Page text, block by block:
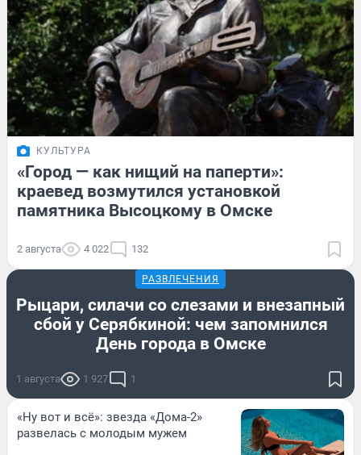
КУЛЬТУРА
«Город — как нищий на паперти»:
краевед возмутился установкой
памятника Высоцкому в Омске
2 августа 4 022 132
РАЗВЛЕЧЕНИЯ
Рыцари, силачи со слезами и внезапный
сбой у Серябкиной: чем запомнился
День города в Омске
1 августа 1 927 1
«Ну вот и всё»: звезда «Дома-2»
развелась с молодым мужем